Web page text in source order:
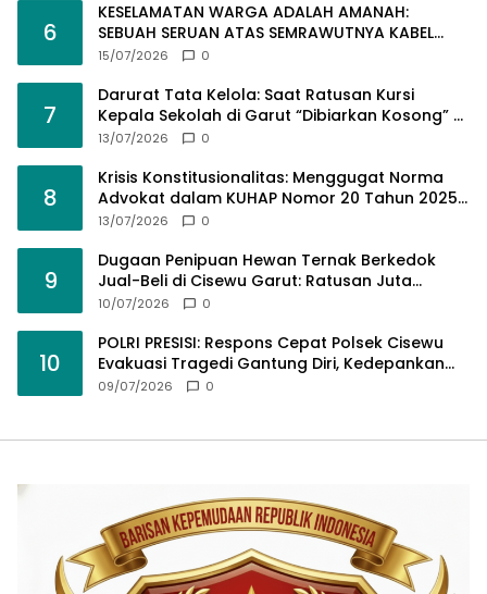
6
KESELAMATAN WARGA ADALAH AMANAH:
SEBUAH SERUAN ATAS SEMRAWUTNYA KABEL
UTILITAS
15/07/2026 0
7
Darurat Tata Kelola: Saat Ratusan Kursi
Kepala Sekolah di Garut “Dibiarkan Kosong” di
Tengah Tumpukan Guru Kompeten
13/07/2026 0
8
Krisis Konstitusionalitas: Menggugat Norma
Advokat dalam KUHAP Nomor 20 Tahun 2025
demi Keadilan yang Bermartabat
13/07/2026 0
9
Dugaan Penipuan Hewan Ternak Berkedok
Jual-Beli di Cisewu Garut: Ratusan Juta
Rupiah Raib, BK-RI Desak Polda Jabar Turun
10/07/2026 0
10
POLRI PRESISI: Respons Cepat Polsek Cisewu
Evakuasi Tragedi Gantung Diri, Kedepankan
Pendekatan Spiritual dan Hukum Demi Jaga
09/07/2026 0